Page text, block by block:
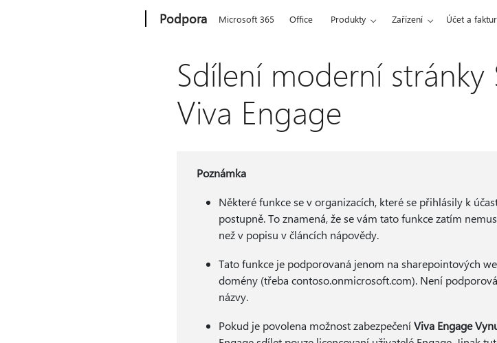
Podpora Microsoft 365 Office Produkty Zařízení Účet a
Sdílení moderní stránky
Viva Engage
Poznámka
Některé funkce se v organizacích, které se přihlásily k
postupně. To znamená, že se vám tato funkce zatím
než v popisu v článcích nápovědy.
Tato funkce je podporovaná jenom na sharepointových
domény (třeba contoso.onmicrosoft.com). Není
názvy.
Pokud je povolena možnost zabezpečeníViva Engage